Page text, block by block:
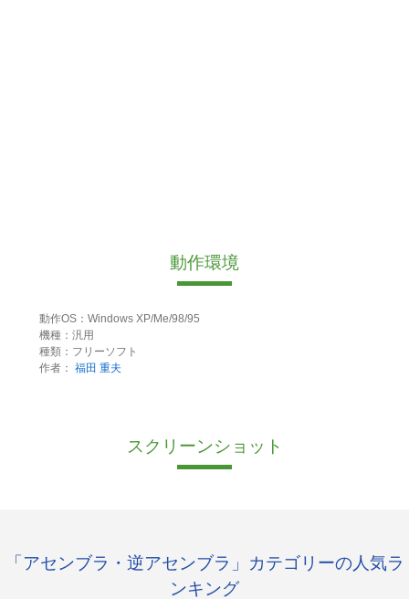
動作環境
動作OS：Windows XP/Me/98/95
機種：汎用
種類：フリーソフト
作者： 福田 重夫
スクリーンショット
「アセンブラ・逆アセンブラ」カテゴリーの人気ラ
ンキング